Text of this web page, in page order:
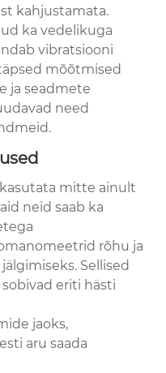
kahjustamata.
ka vedelikuga
vibratsiooni
mõõtmised
ja seadmete
need
mitte ainult
neid saab ka
rõhu ja
Sellised
eriti hästi
jaoks,
aru saada